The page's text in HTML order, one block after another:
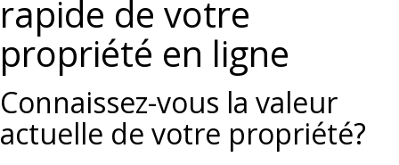
rapide de votre
propriété en ligne
Connaissez-vous la valeur
actuelle de votre propriété?